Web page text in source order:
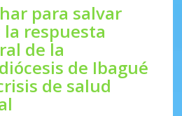
para salvar
la respuesta
de la
de Ibagué
de salud